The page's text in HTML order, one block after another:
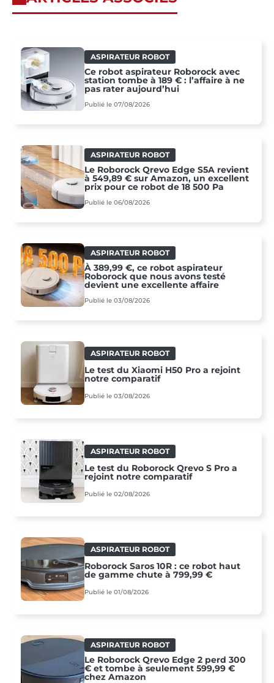
ASPIRATEUR ROBOT
Ce robot aspirateur Roborock avec
station tombe à 189 € : l’affaire à ne
pas rater aujourd’hui
Publié le 07/08/2026
ASPIRATEUR ROBOT
Le Roborock Qrevo Edge S5A revient
à 549,89 € sur Amazon, un excellent
prix pour ce robot de 18 500 Pa
Publié le 06/08/2026
ASPIRATEUR ROBOT
À 389,99 €, ce robot aspirateur
Roborock que nous avons testé
devient une excellente affaire
Publié le 03/08/2026
ASPIRATEUR ROBOT
Le test du Xiaomi H50 Pro a rejoint
notre comparatif
Publié le 03/08/2026
ASPIRATEUR ROBOT
Le test du Roborock Qrevo S Pro a
rejoint notre comparatif
Publié le 02/08/2026
ASPIRATEUR ROBOT
Roborock Saros 10R : ce robot haut
de gamme chute à 799,99 €
Publié le 01/08/2026
ASPIRATEUR ROBOT
Le Roborock Qrevo Edge 2 perd 300
€ et tombe à seulement 599,99 €
chez Amazon